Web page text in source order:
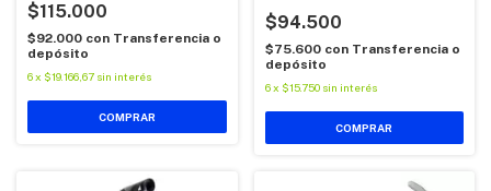
$115.000
$92.000 con Transferencia o
depósito
6x $19.166,67 sin interés
$94.500
$75.600 con Transferencia o
depósito
6 x $15.750 sin interés